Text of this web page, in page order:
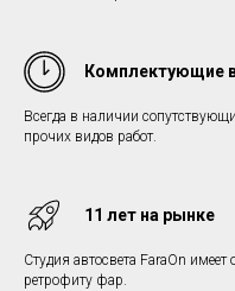
Комплектующие
Всегда в наличии
прочих видов работ.
11 лет на рынке
Студия автосвета FaraOn
ретрофиту фар.